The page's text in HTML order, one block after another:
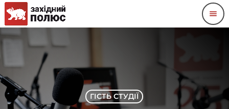
menu
ГІСТЬ СТУДІЇ